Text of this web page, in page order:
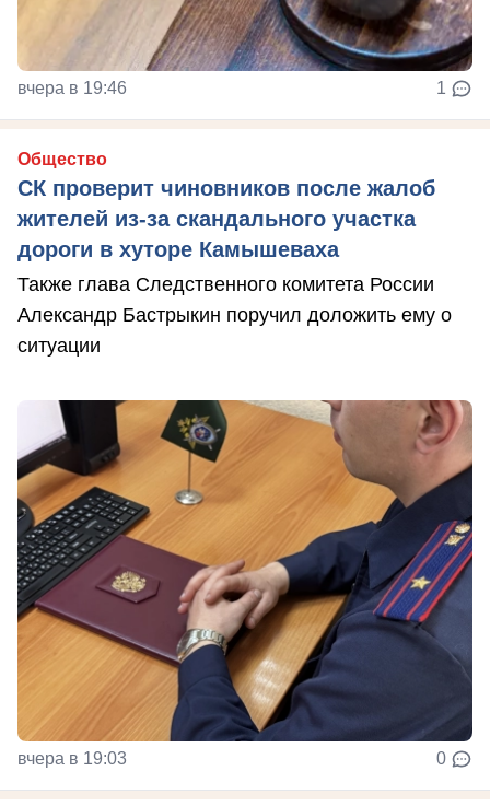
вчера в 19:46 1
Общество
СК проверит чиновников после жалоб
жителей из-за скандального участка
дороги в хуторе Камышеваха
Также глава Следственного комитета России
Александр Бастрыкин поручил доложить ему о
ситуации
вчера в 19:03 0